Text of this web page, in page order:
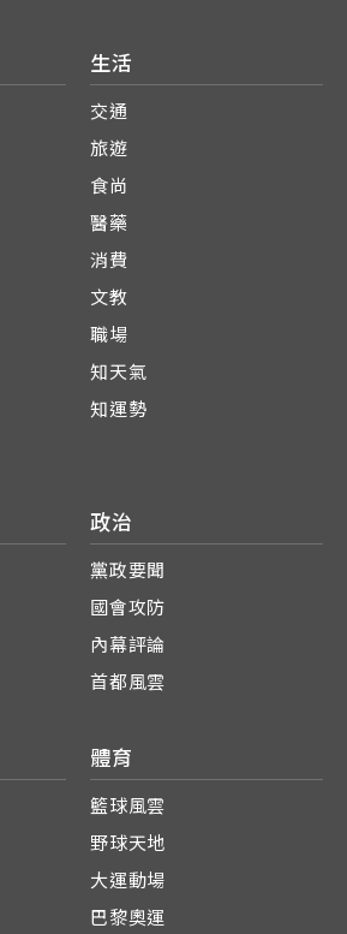
生活
交通
旅遊
食尚
醫藥
消費
文教
職場
知天氣
知運勢
政治
黨政要聞
國會攻防
內幕評論
首都風雲
體育
籃球風雲
野球天地
大運動場
巴黎奧運